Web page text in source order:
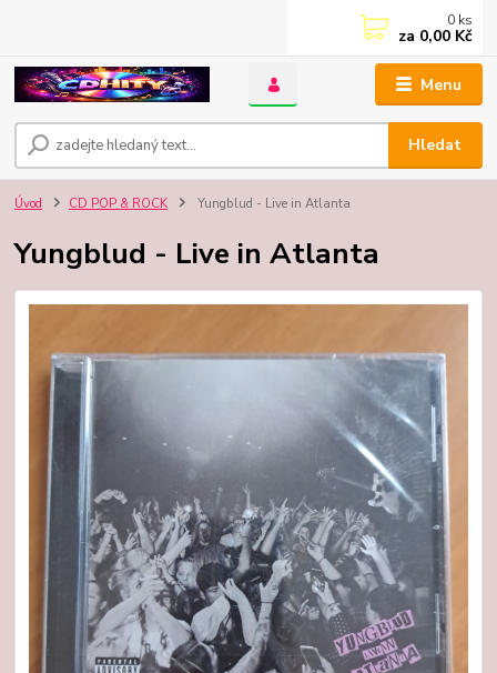
Menu
Hledat
0 ks
za 0,00 Kč
Úvod CD POP & ROCK Yungblud - Live in Atlanta
Yungblud - Live in Atlanta